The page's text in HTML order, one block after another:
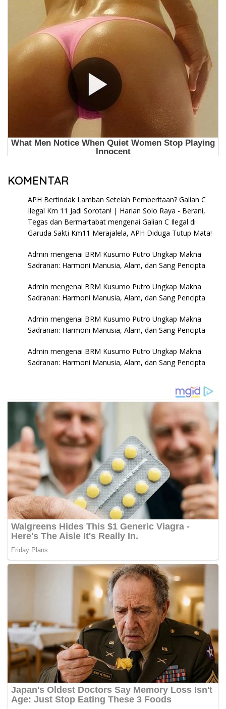
KOMENTAR
APH Bertindak Lamban Setelah Pemberitaan? Galian C
Ilegal Km 11 Jadi Sorotan! | Harian Solo Raya - Berani,
Tegas dan Bermartabat mengenai Galian C Ilegal di
Garuda Sakti Km11 Merajalela, APH Diduga Tutup Mata!
Admin mengenai BRM Kusumo Putro Ungkap Makna
Sadranan: Harmoni Manusia, Alam, dan Sang Pencipta
Admin mengenai BRM Kusumo Putro Ungkap Makna
Sadranan: Harmoni Manusia, Alam, dan Sang Pencipta
Admin mengenai BRM Kusumo Putro Ungkap Makna
Sadranan: Harmoni Manusia, Alam, dan Sang Pencipta
Admin mengenai BRM Kusumo Putro Ungkap Makna
Sadranan: Harmoni Manusia, Alam, dan Sang Pencipta